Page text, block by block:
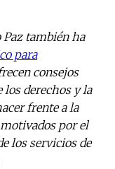
Paz también ha
para
consejos
los derechos y la
frente a la
por el
los servicios de